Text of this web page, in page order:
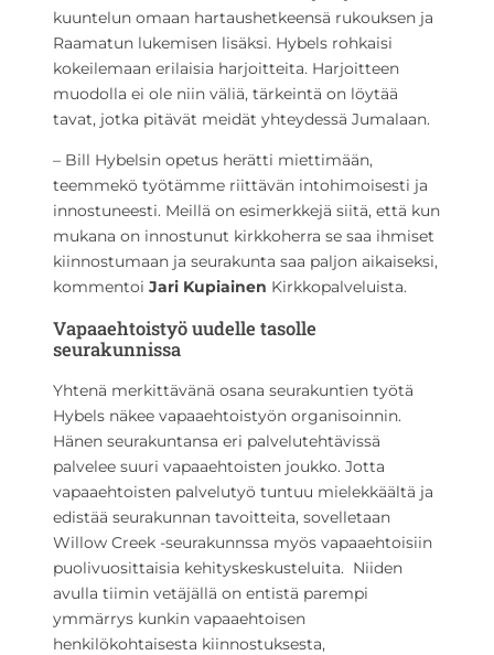
kuuntelun omaan hartaushetkeensä rukouksen ja
Raamatun lukemisen lisäksi. Hybels rohkaisi
kokeilemaan erilaisia harjoitteita. Harjoitteen
muodolla ei ole niin väliä, tärkeintä on löytää
tavat, jotka pitävät meidät yhteydessä Jumalaan.
– Bill Hybelsin opetus herätti miettimään,
teemmekö työtämme riittävän intohimoisesti ja
innostuneesti. Meillä on esimerkkejä siitä, että kun
mukana on innostunut kirkkoherra se saa ihmiset
kiinnostumaan ja seurakunta saa paljon aikaiseksi,
kommentoi Jari Kupiainen Kirkkopalveluista.
Vapaaehtoistyö uudelle tasolle
seurakunnissa
Yhtenä merkittävänä osana seurakuntien työtä
Hybels näkee vapaaehtoistyön organisoinnin.
Hänen seurakuntansa eri palvelutehtävissä
palvelee suuri vapaaehtoisten joukko. Jotta
vapaaehtoisten palvelutyö tuntuu mielekkäältä ja
edistää seurakunnan tavoitteita, sovelletaan
Willow Creek -seurakunnssa myös vapaaehtoisiin
puolivuosittaisia kehityskeskusteluita. Niiden
avulla tiimin vetäjällä on entistä parempi
ymmärrys kunkin vapaaehtoisen
henkilökohtaisesta kiinnostuksesta,